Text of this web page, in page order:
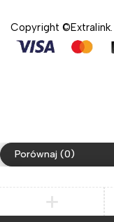
Copyright ©Extralink.
Porównaj (0)